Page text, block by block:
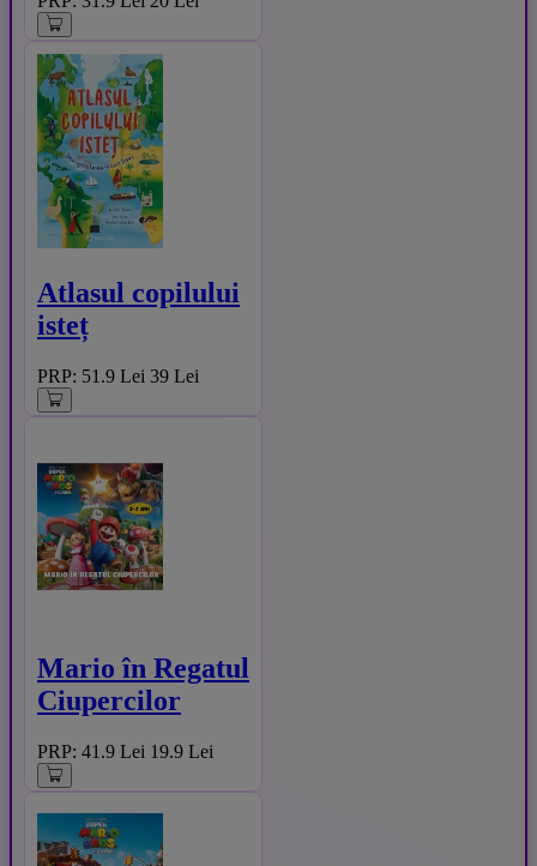
Atlasul copilului
isteț
PRP: 51.9 Lei 39 Lei
Mario în Regatul
Ciupercilor
PRP: 41.9 Lei 19.9 Lei